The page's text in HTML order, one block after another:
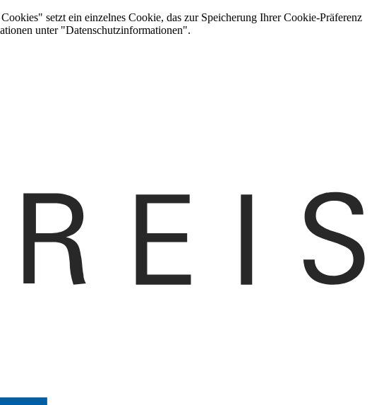
setzt ein einzelnes Cookie, das zur Speicherung Ihrer Cookie-Präferenz
unter "Datenschutzinformationen".